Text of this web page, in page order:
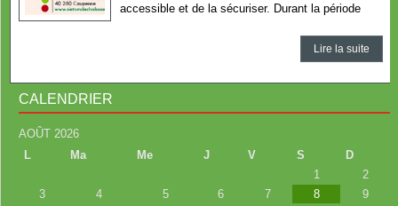
accessible et de la sécuriser. Durant la période
Lire la suite
CALENDRIER
AOÛT 2026
L
Ma Me J V S D
1
2
3
4 5 6 7 8
9